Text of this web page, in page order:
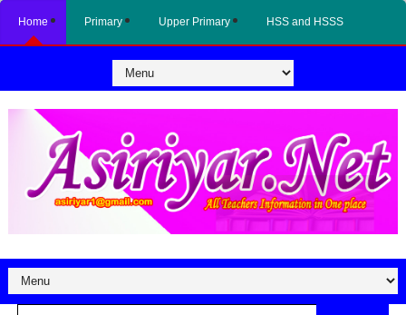
Home Primary Upper Primary HSS and HSSS